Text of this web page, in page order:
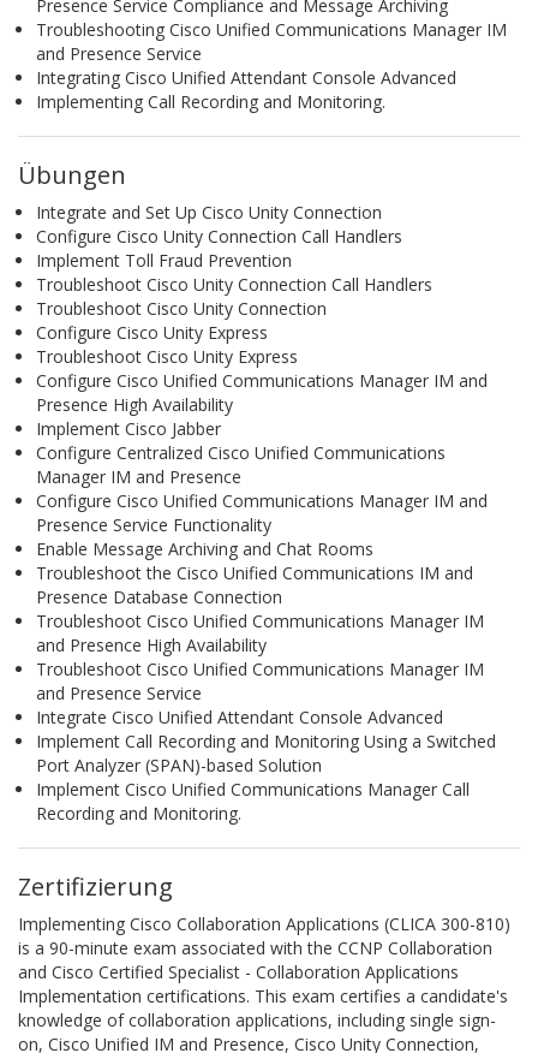
Presence Service Compliance and Message Archiving
Troubleshooting Cisco Unified Communications Manager IM
and Presence Service
Integrating Cisco Unified Attendant Console Advanced
Implementing Call Recording and Monitoring.
Übungen
Integrate and Set Up Cisco Unity Connection
Configure Cisco Unity Connection Call Handlers
Implement Toll Fraud Prevention
Troubleshoot Cisco Unity Connection Call Handlers
Troubleshoot Cisco Unity Connection
Configure Cisco Unity Express
Troubleshoot Cisco Unity Express
Configure Cisco Unified Communications Manager IM and
Presence High Availability
Implement Cisco Jabber
Configure Centralized Cisco Unified Communications
Manager IM and Presence
Configure Cisco Unified Communications Manager IM and
Presence Service Functionality
Enable Message Archiving and Chat Rooms
Troubleshoot the Cisco Unified Communications IM and
Presence Database Connection
Troubleshoot Cisco Unified Communications Manager IM
and Presence High Availability
Troubleshoot Cisco Unified Communications Manager IM
and Presence Service
Integrate Cisco Unified Attendant Console Advanced
Implement Call Recording and Monitoring Using a Switched
Port Analyzer (SPAN)-based Solution
Implement Cisco Unified Communications Manager Call
Recording and Monitoring.
Zertifizierung
Implementing Cisco Collaboration Applications (CLICA 300-810)
is a 90-minute exam associated with the CCNP Collaboration
and Cisco Certified Specialist - Collaboration Applications
Implementation certifications. This exam certifies a candidate's
knowledge of collaboration applications, including single sign-
on, Cisco Unified IM and Presence, Cisco Unity Connection,